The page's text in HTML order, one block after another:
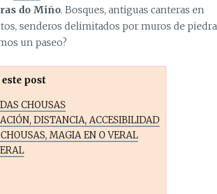
do Miño. Bosques, antiguas canteras en
senderos delimitados por muros de piedra
un paseo?
este post
CHOUSAS
DISTANCIA, ACCESIBILIDAD
MAGIA EN O VERAL